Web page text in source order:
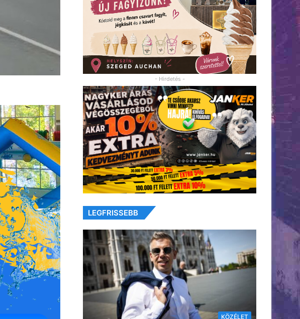
- Hirdetés -
LEGFRISSEBB
KÖZÉLET